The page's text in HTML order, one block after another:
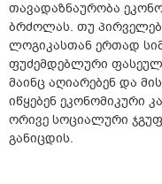
თავადაზნაურობა
ბრძოლას. თუ
ლოგიკასთან ერთად
ფუძემდებლური
მაინც აღიარებენ და
იწყებენ ეკონომიკური
ორივე სოციალური
განიცდის.